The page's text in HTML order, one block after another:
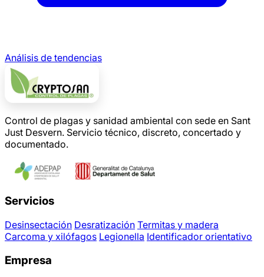
Análisis de tendencias
Control de plagas y sanidad ambiental con sede en Sant
Just Desvern. Servicio técnico, discreto, concertado y
documentado.
Servicios
Desinsectación Desratización Termitas y madera
Carcoma y xilófagos Legionella Identificador orientativo
Empresa